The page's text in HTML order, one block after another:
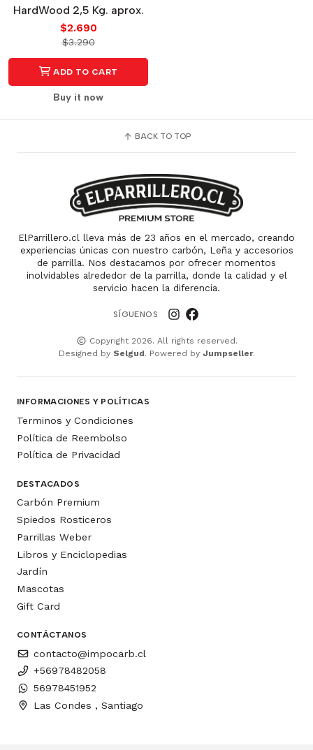
HardWood 2,5 Kg. aprox.
$2.690
$3.290
ADD TO CART
Buy it now
BACK TO TOP
ElParrillero.cl lleva más de 23 años en el mercado, creando
experiencias únicas con nuestro carbón, Leña y accesorios
de parrilla. Nos destacamos por ofrecer momentos
inolvidables alrededor de la parrilla, donde la calidad y el
servicio hacen la diferencia.
SÍGUENOS
Copyright 2026. All rights reserved.
Designed by Selgud. Powered by Jumpseller.
INFORMACIONES Y POLÍTICAS
Terminos y Condiciones
Política de Reembolso
Política de Privacidad
DESTACADOS
Carbón Premium
Spiedos Rosticeros
Parrillas Weber
Libros y Enciclopedias
Jardín
Mascotas
Gift Card
CONTÁCTANOS
contacto@impocarb.cl
+56978482058
56978451952
Las Condes , Santiago